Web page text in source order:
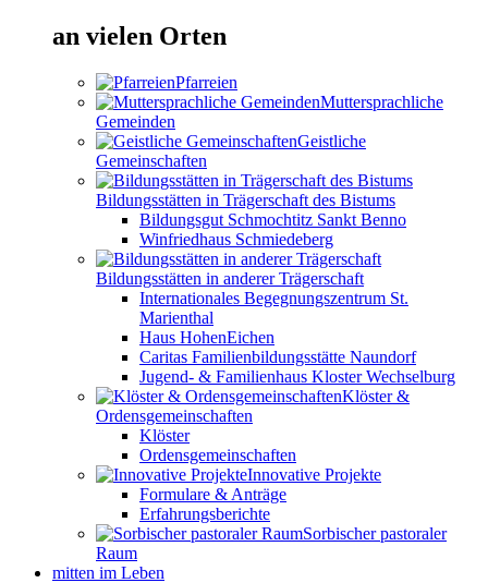
an vielen Orten
Pfarreien
Muttersprachliche
Gemeinden
Geistliche
Gemeinschaften
Bildungsstätten in Trägerschaft des Bistums
Bildungsgut Schmochtitz Sankt Benno
Winfriedhaus Schmiedeberg
Bildungsstätten in anderer Trägerschaft
Internationales Begegnungszentrum St.
Marienthal
Haus HohenEichen
Caritas Familienbildungsstätte Naundorf
Jugend- & Familienhaus Kloster Wechselburg
Klöster &
Ordensgemeinschaften
Klöster
Ordensgemeinschaften
Innovative Projekte
Formulare & Anträge
Erfahrungsberichte
Sorbischer pastoraler
Raum
mitten im Leben